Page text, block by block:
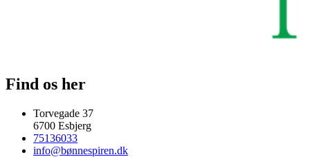
Find os her
Torvegade 37
6700 Esbjerg
75136033
info@bønnespiren.dk